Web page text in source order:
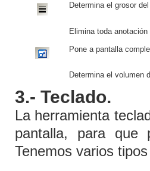
Determina el grosor
Elimina toda
Pone a pantalla
Determina el volumen
3.- Teclado.
La herramienta
pantalla, para que
Tenemos varios